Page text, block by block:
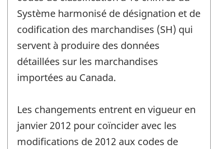
-
Système harmonisé de désignation et de
codification des marchandises (SH) qui
servent à produire des données
détaillées sur les marchandises
importées au Canada.
Les changements entrent en vigueur en
janvier 2012 pour coïncider avec les
modifications de 2012 aux codes de